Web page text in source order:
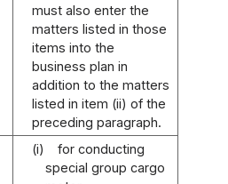
must also enter the
matters listed in those
items into the
business plan in
addition to the matters
listed in item (ii) of the
preceding paragraph.
(i)
for conducting
special group cargo